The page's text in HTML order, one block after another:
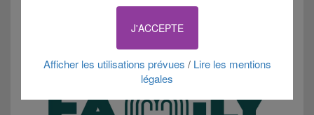
J'ACCEPTE
Afficher les utilisations prévues / Lire les mentions
légales
Signaler cette annonce